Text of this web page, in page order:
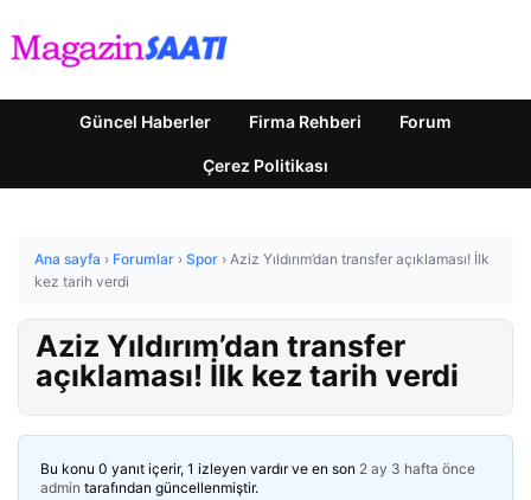
Güncel Haberler Firma Rehberi Forum
Çerez Politikası
Ana sayfa › Forumlar › Spor › Aziz Yıldırım’dan transfer açıklaması! İlk
kez tarih verdi
Aziz Yıldırım’dan transfer
açıklaması! İlk kez tarih verdi
Bu konu 0 yanıt içerir, 1 izleyen vardır ve en son 2 ay 3 hafta önce
admin tarafından güncellenmiştir.